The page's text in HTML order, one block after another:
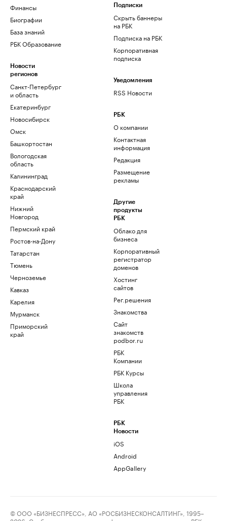
Финансы
Биографии
База знаний
РБК Образование
Новости
регионов
Санкт-Петербург
и область
Екатеринбург
Новосибирск
Омск
Башкортостан
Вологодская
область
Калининград
Краснодарский
край
Нижний
Новгород
Пермский край
Ростов-на-Дону
Татарстан
Тюмень
Черноземье
Кавказ
Карелия
Мурманск
Приморский
край
Подписки
Скрыть баннеры
на РБК
Подписка на РБК
Корпоративная
подписка
Уведомления
RSS Новости
РБК
О компании
Контактная
информация
Редакция
Размещение
рекламы
Другие
продукты
РБК
Облако для
бизнеса
Корпоративный
регистратор
доменов
Хостинг
сайтов
Рег.решения
Знакомства
Сайт
знакомств
podbor.ru
РБК
Компании
РБК Курсы
Школа
управления
РБК
РБК
Новости
iOS
Android
AppGallery
© ООО «БИЗНЕСПРЕСС», АО «РОСБИЗНЕСКОНСАЛТИНГ», 1995–